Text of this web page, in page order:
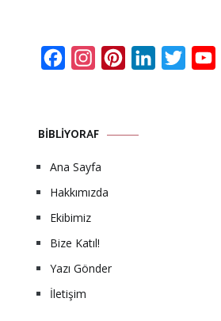
FacebookInstagramPinterestLinkedInTwitter
BIBLIYORAF
Ana Sayfa
Hakkımızda
Ekibimiz
Bize Katıl!
Yazı Gönder
İletişim